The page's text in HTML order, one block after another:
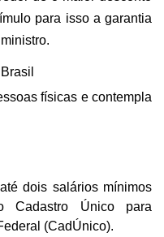
para isso a garantia
físicas e contempla
dois salários mínimos
Cadastro Único para
(CadÚnico).